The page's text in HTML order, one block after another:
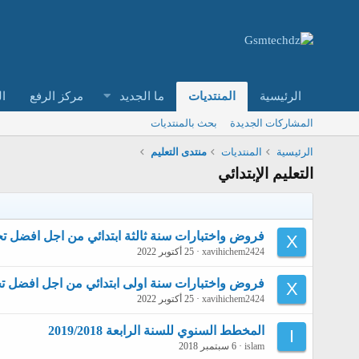
الرئيسية المنتديات ما الجديد مركز الرفع
المشاركات الجديدة بحث بالمنتديات
الرئيسية المنتديات منتدى التعليم
التعليم الإبتدائي
X فروض واختبارات سنة ثالثة ابتدائي من اجل افضل
xavihichem2424 25 أكتوبر 2022
X فروض واختبارات سنة اولى ابتدائي من اجل افضل
xavihichem2424 25 أكتوبر 2022
I المخطط السنوي للسنة الرابعة 2019/2018
islam 6 سبتمبر 2018